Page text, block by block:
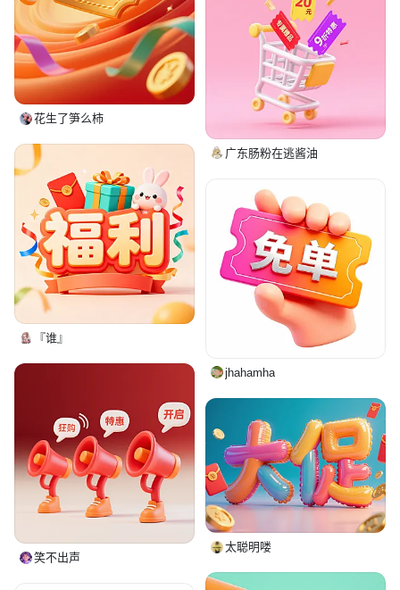
花生了笋么柿
广东肠粉在逃酱油
『谁』
jhahamha
笑不出声
太聪明喽